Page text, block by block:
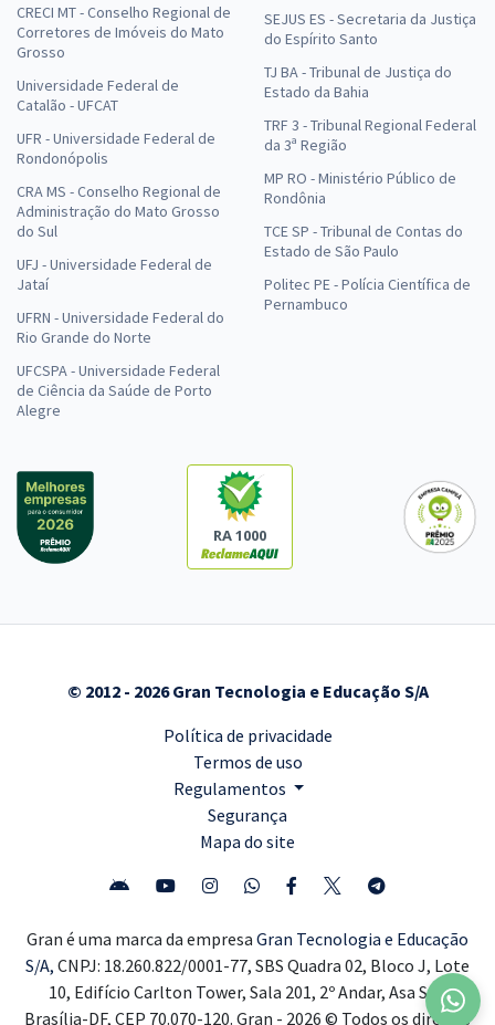
CRECI MT - Conselho Regional de
Corretores de Imóveis do Mato
Grosso
Universidade Federal de
Catalão - UFCAT
UFR - Universidade Federal de
Rondonópolis
CRA MS - Conselho Regional de
Administração do Mato Grosso
do Sul
UFJ - Universidade Federal de
Jataí
UFRN - Universidade Federal do
Rio Grande do Norte
UFCSPA - Universidade Federal
de Ciência da Saúde de Porto
Alegre
SEJUS ES - Secretaria da Justiça
do Espírito Santo
TJ BA - Tribunal de Justiça do
Estado da Bahia
TRF 3 - Tribunal Regional Federal
da 3ª Região
MP RO - Ministério Público de
Rondônia
TCE SP - Tribunal de Contas do
Estado de São Paulo
Politec PE - Polícia Científica de
Pernambuco
RA 1000
© 2012 - 2026 Gran Tecnologia e Educação S/A
Política de privacidade
Termos de uso
Regulamentos
Segurança
Mapa do site
Gran é uma marca da empresa Gran Tecnologia e Educação
S/A, CNPJ: 18.260.822/0001-77, SBS Quadra 02, Bloco J, Lote
10, Edifício Carlton Tower, Sala 201, 2º Andar, Asa Sul,
Brasília-DF, CEP 70.070-120. Gran - 2026 © Todos os direitos